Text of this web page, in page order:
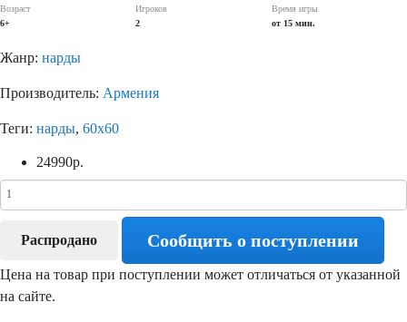
Возраст
6+
Игроков
2
Время игры
от 15 мин.
Жанр: нарды
Производитель: Армения
Теги: нарды, 60x60
24990р.
Распродано Сообщить о поступлении
Цена на товар при поступлении может отличаться от указанной
на сайте.